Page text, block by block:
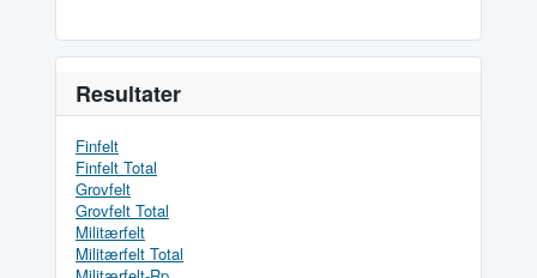
Resultater
Finfelt
Finfelt Total
Grovfelt
Grovfelt Total
Militærfelt
Militærfelt Total